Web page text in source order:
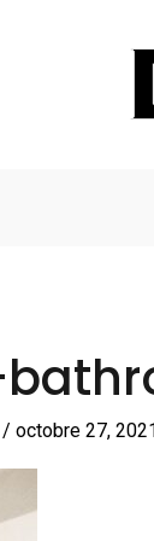
/ octobre 27, 2021